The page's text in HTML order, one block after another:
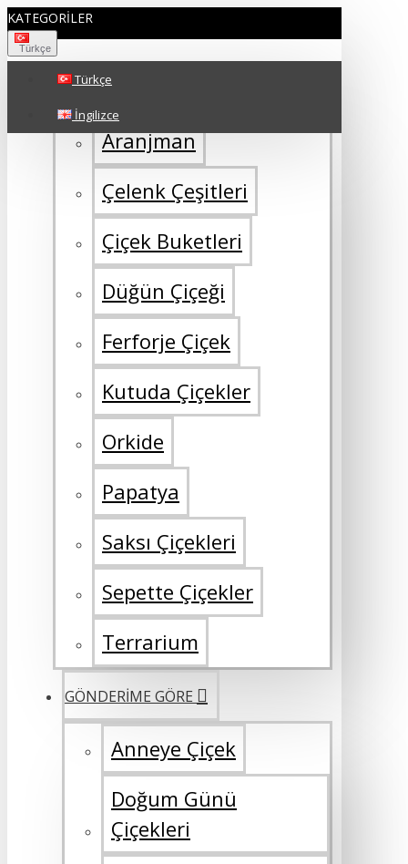
KATEGORILER
Türkçe
Türkçe
İngilizce
ÇİÇEK TÜRÜ
Aranjman
Çelenk Çeşitleri
Çiçek Buketleri
Düğün Çiçeği
Ferforje Çiçek
Kutuda Çiçekler
Orkide
Papatya
Saksı Çiçekleri
Sepette Çiçekler
Terrarium
GÖNDERİME GÖRE
Anneye Çiçek
Doğum Günü
Çiçekleri